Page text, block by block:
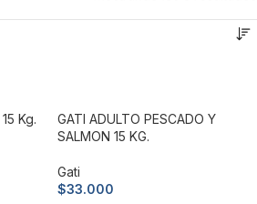
Kg.
GATI ADULTO PESCADO Y
SALMON 15 KG.
Gati
$33.000